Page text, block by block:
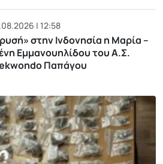
| 12:58
στην Ινδονησία η Μαρία –
Εμμανουηλίδου του Α.Σ.
Παπάγου